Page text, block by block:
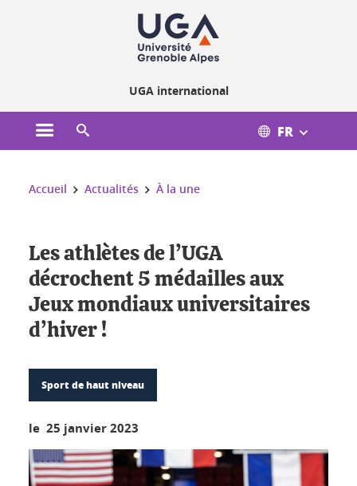
UGA international
Ouvrir le menu principal FR
Vous êtes ici :
Accueil Actualités À la une
Les athlètes de l’UGA
décrochent 5 médailles aux
Jeux mondiaux universitaires
d’hiver !
Sport de haut niveau
le 25 janvier 2023